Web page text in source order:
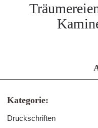
Kategorie:
Druckschriften